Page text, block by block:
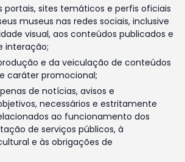
portais, sites temáticos e perfis oficiais
museus nas redes sociais, inclusive
visual, aos conteúdos publicados e
interação;
e da veiculação de conteúdos
caráter promocional;
de notícias, avisos e
necessários e estritamente
ao funcionamento dos
de serviços públicos, à
e às obrigações de